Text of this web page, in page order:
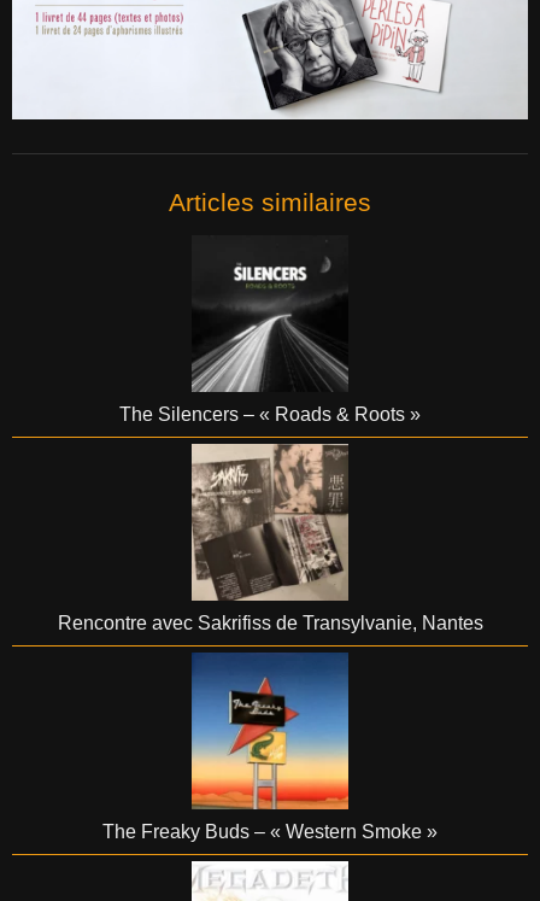
Articles similaires
The Silencers – « Roads & Roots »
Rencontre avec Sakrifiss de Transylvanie, Nantes
The Freaky Buds – « Western Smoke »